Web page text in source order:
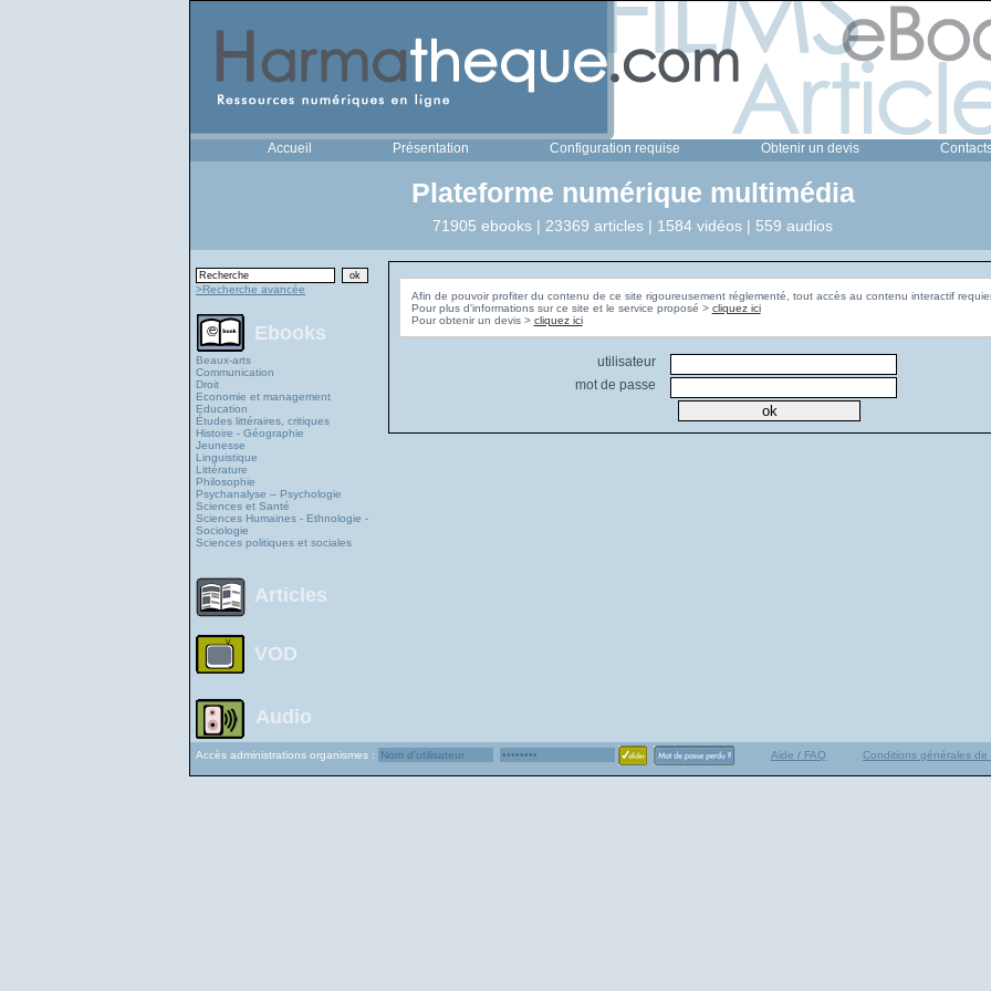
Accueil Présentation Configuration requise Obtenir un devis
Plateforme numérique multimédia
71905 ebooks | 23369 articles | 1584 vidéos | 559 audios
>Recherche avancée
Ebooks
Beaux-arts
Communication
Droit
Economie et management
Education
Études littéraires, critiques
Histoire - Géographie
Jeunesse
Linguistique
Littérature
Philosophie
Psychanalyse – Psychologie
Sciences et Santé
Sciences Humaines - Ethnologie -
Sociologie
Sciences politiques et sociales
Articles
VOD
Audio
Afin de pouvoir profiter du contenu de ce site rigoureusement réglementé, tout accès au contenu interactif
Pour plus d'informations sur ce site et le service proposé > cliquez ici
Pour obtenir un devis > cliquez ici
utilisateur
mot de passe
Accès administrations organismes : Aide / FAQ Conditions générales de